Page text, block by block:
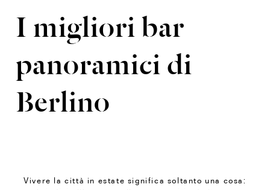
I migliori bar
panoramici di
Berlino
Vivere la città in estate significa soltanto una cosa: